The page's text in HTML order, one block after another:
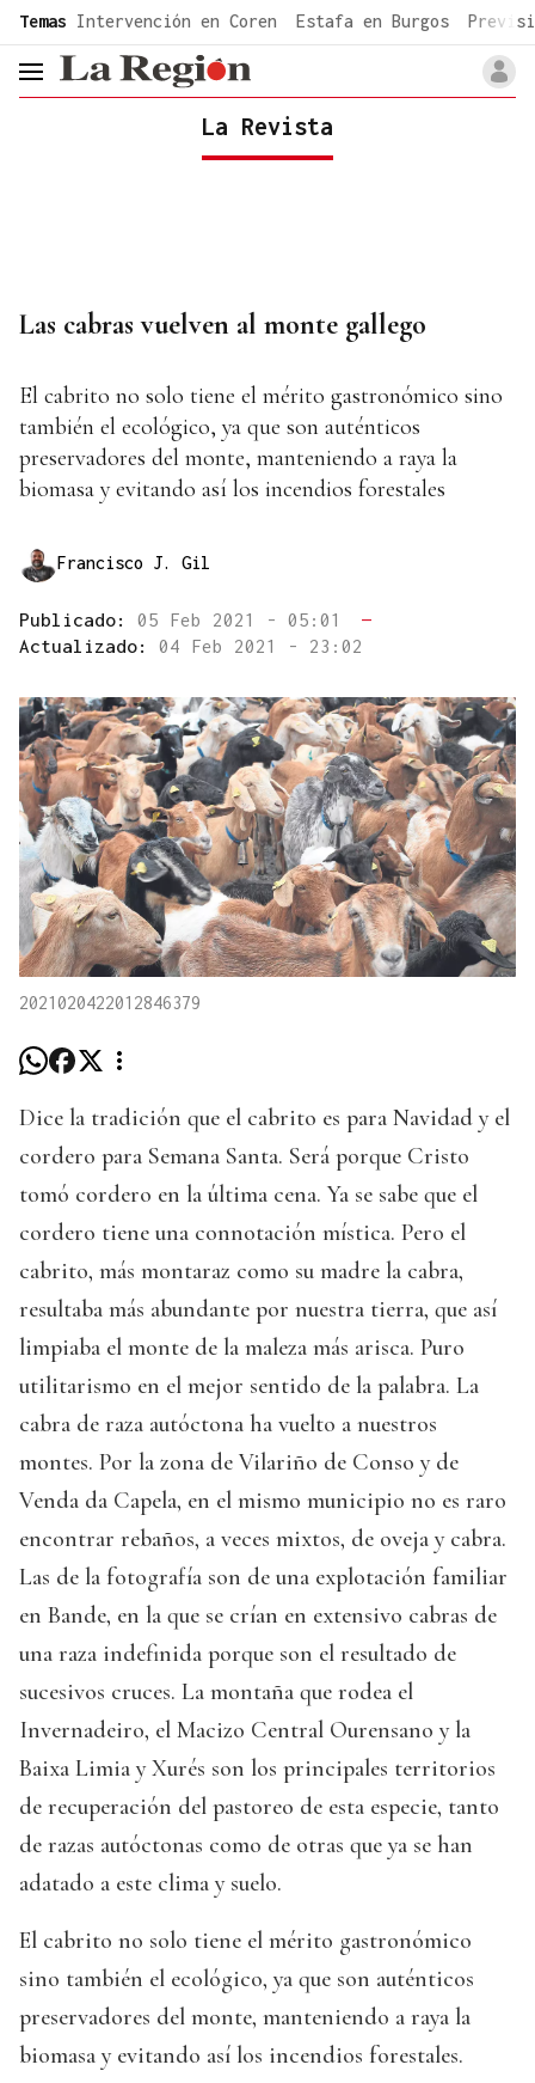
common.go-to-content
Temas Intervención en Coren Estafa en Burgos
header.menu.open
La Revista
Las cabras vuelven al monte gallego
El cabrito no solo tiene el mérito gastronómico sino
también el ecológico, ya que son auténticos
preservadores del monte, manteniendo a raya la
biomasa y evitando así los incendios forestales
Francisco J. Gil
Publicado: 05 Feb 2021 - 05:01
—
Actualizado: 04 Feb 2021 - 23:02
2021020422012846379
Dice la tradición que el cabrito es para Navidad y el
cordero para Semana Santa. Será porque Cristo
tomó cordero en la última cena. Ya se sabe que el
cordero tiene una connotación mística. Pero el
cabrito, más montaraz como su madre la cabra,
resultaba más abundante por nuestra tierra, que así
limpiaba el monte de la maleza más arisca. Puro
utilitarismo en el mejor sentido de la palabra. La
cabra de raza autóctona ha vuelto a nuestros
montes. Por la zona de Vilariño de Conso y de
Venda da Capela, en el mismo municipio no es raro
encontrar rebaños, a veces mixtos, de oveja y cabra.
Las de la fotografía son de una explotación familiar
en Bande, en la que se crían en extensivo cabras de
una raza indefinida porque son el resultado de
sucesivos cruces. La montaña que rodea el
Invernadeiro, el Macizo Central Ourensano y la
Baixa Limia y Xurés son los principales territorios
de recuperación del pastoreo de esta especie, tanto
de razas autóctonas como de otras que ya se han
adatado a este clima y suelo.
El cabrito no solo tiene el mérito gastronómico
sino también el ecológico, ya que son auténticos
preservadores del monte, manteniendo a raya la
biomasa y evitando así los incendios forestales.